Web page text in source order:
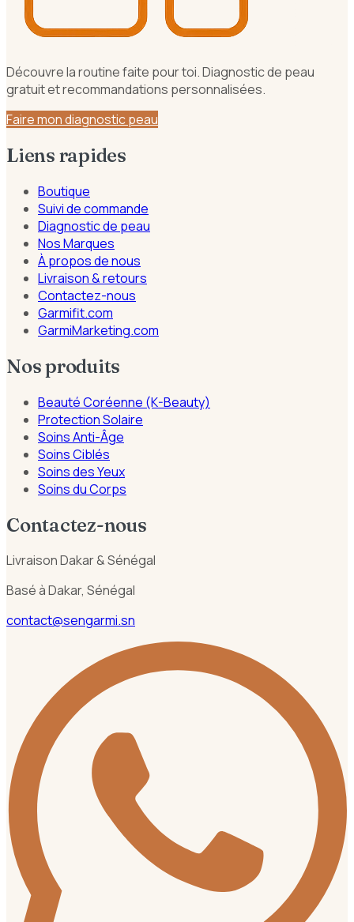
Découvre la routine faite pour toi. Diagnostic de peau
gratuit et recommandations personnalisées.
Faire mon diagnostic peau
Liens rapides
Boutique
Suivi de commande
Diagnostic de peau
Nos Marques
À propos de nous
Livraison & retours
Contactez-nous
Garmifit.com
GarmiMarketing.com
Nos produits
Beauté Coréenne (K-Beauty)
Protection Solaire
Soins Anti-Âge
Soins Ciblés
Soins des Yeux
Soins du Corps
Contactez-nous
Livraison Dakar & Sénégal
Basé à Dakar, Sénégal
contact@sengarmi.sn